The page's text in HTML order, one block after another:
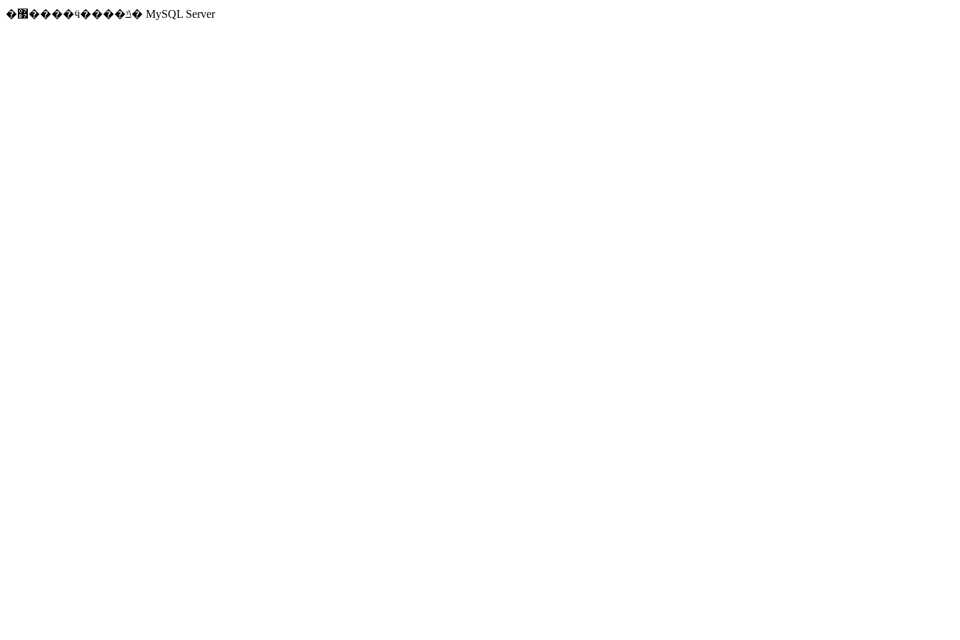
�޷����ӵ����ݿ� MySQL Server